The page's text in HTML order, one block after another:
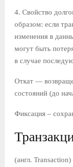
4. Свойство
образом: если
изменения в
могут быть
в случае
Откат —
состояний (до
Фиксация –
(англ.